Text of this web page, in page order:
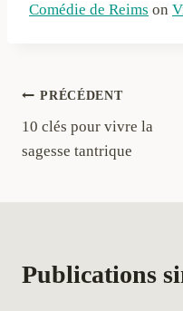
Comédie de Reims on
Navigation
de
PRÉCÉDENT
10 clés pour vivre la
sagesse tantrique
Publications